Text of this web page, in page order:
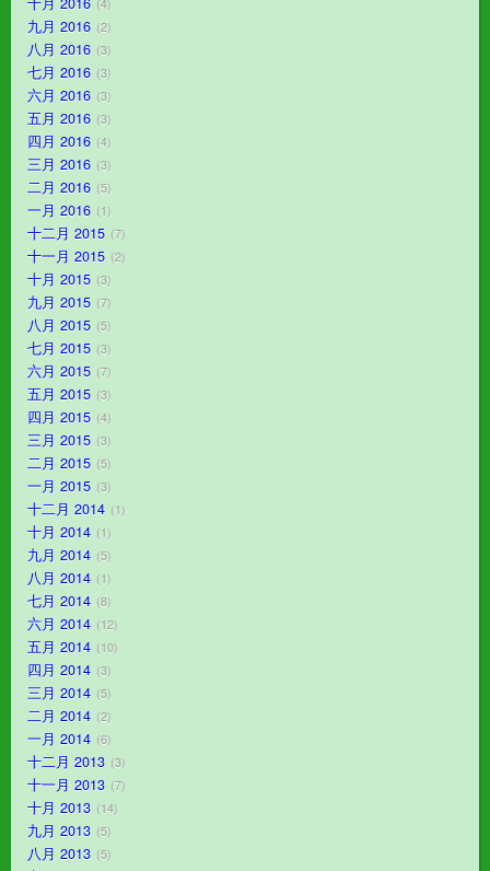
4
九月 2016 2
八月 2016 3
七月 2016 3
六月 2016 3
五月 2016 3
四月 2016 4
三月 2016 3
二月 2016 5
一月 2016 1
十二月 2015 7
十一月 2015 2
十月 2015 3
九月 2015 7
八月 2015 5
七月 2015 3
六月 2015 7
五月 2015 3
四月 2015 4
三月 2015 3
二月 2015 5
一月 2015 3
十二月 2014 1
十月 2014 1
九月 2014 5
八月 2014 1
七月 2014 8
六月 2014 12
五月 2014 10
四月 2014 3
三月 2014 5
二月 2014 2
一月 2014 6
十二月 2013 3
十一月 2013 7
十月 2013 14
九月 2013 5
八月 2013 5